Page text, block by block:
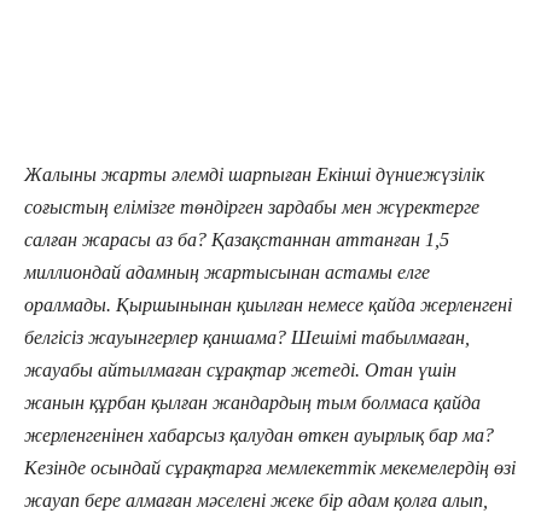
Жалыны жарты әлемді шарпыған Екінші дүниежүзілік
соғыстың елімізге төндірген зардабы мен жүректерге
салған жарасы аз ба? Қазақстаннан аттанған 1,5
миллиондай адамның жартысынан астамы елге
оралмады. Қыршынынан қиылған немесе қайда жерленгені
белгісіз жауынгерлер қаншама? Шешімі табылмаған,
жауабы айтылмаған сұрақтар жетеді. Отан үшін
жанын құрбан қылған жандардың тым болмаса қайда
жерленгенінен хабарсыз қалудан өткен ауырлық бар ма?
Кезінде осындай сұрақтарға мемлекеттік мекемелердің өзі
жауап бере алмаған мәселені жеке бір адам қолға алып,